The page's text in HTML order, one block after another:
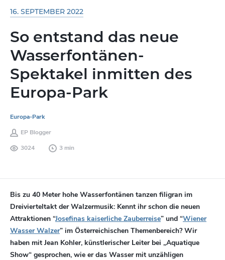
16. SEPTEMBER 2022
So entstand das neue
Wasserfontänen-
Spektakel inmitten des
Europa-Park
Europa-Park
EP Blogger
3024
3 min
Bis zu 40 Meter hohe Wasserfontänen tanzen filigran im
Dreivierteltakt der Walzermusik: Kennt ihr schon die neuen
Attraktionen “Josefinas kaiserliche Zauberreise” und “Wiener
Wasser Walzer” im Österreichischen Themenbereich? Wir
haben mit Jean Kohler, künstlerischer Leiter bei „Aquatique
Show“ gesprochen, wie er das Wasser mit unzähligen